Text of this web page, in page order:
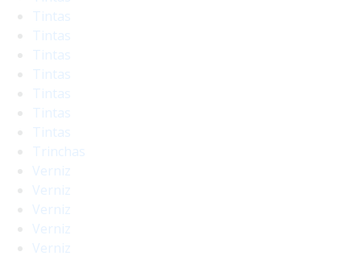
Tintas
Tintas
Tintas
Tintas
Tintas
Tintas
Tintas
Trinchas
Verniz
Verniz
Verniz
Verniz
Verniz